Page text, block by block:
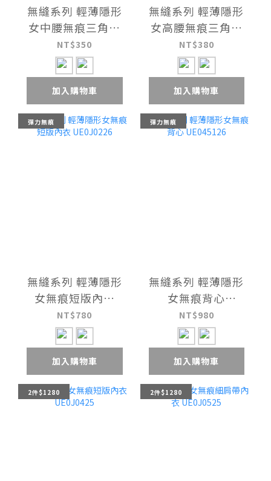
無縫系列 輕薄隱形
女中腰無痕三角褲
UE060626
NT$350
加入購物車
無縫系列 輕薄隱形
女高腰無痕三角褲
UE060726
NT$380
加入購物車
彈力無痕
無縫系列 輕薄隱形
女無痕短版內衣
UE0J0226
NT$780
加入購物車
彈力無痕
無縫系列 輕薄隱形
女無痕背心
UE045126
NT$980
加入購物車
2件$1280 2件$1280